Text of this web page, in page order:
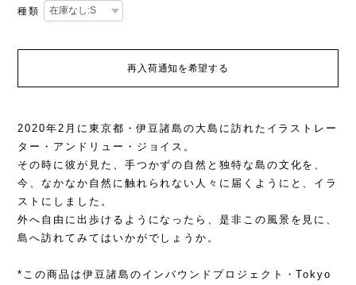
種類
再入荷通知を希望する
2020年2月に東京都・伊豆諸島の大島に訪れたイラストレー
ター・アンドリュー・ジョイス。
その時に彼が見た、手つかずの自然と独特な島の文化を、
今、なかなか自然に触れられない人々に届くようにと、イラ
ストにしました。
外へ自由に出歩けるようになったら、是非この風景を見に、
島へ訪れてみてはいかがでしょうか。
*この商品は伊豆諸島のインバウンドプロジェクト・Tokyo